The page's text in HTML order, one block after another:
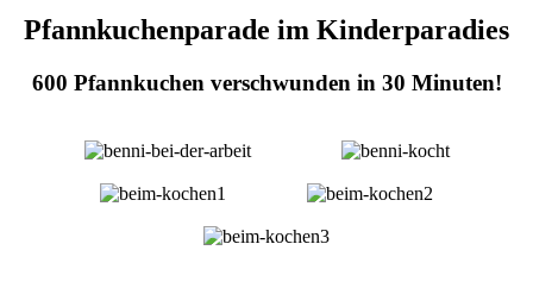
Pfannkuchenparade im Kinderparadies
600 Pfannkuchen verschwunden in 30 Minuten!